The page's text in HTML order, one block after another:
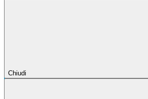
Chiudi